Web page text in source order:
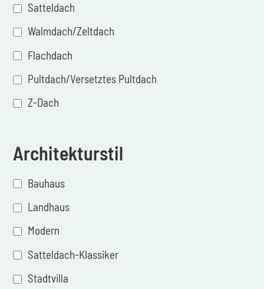
Satteldach
Walmdach/Zeltdach
Flachdach
Pultdach/Versetztes Pultdach
Z-Dach
Architekturstil
Bauhaus
Landhaus
Modern
Satteldach-Klassiker
Stadtvilla